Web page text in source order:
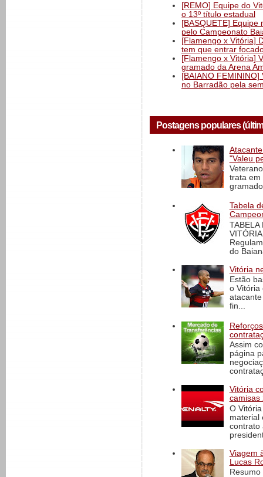
[REMO] Equipe do
o 13º título estadual
[BASQUETE]
pelo Campeonato
[Flamengo x Vitória]
tem que entrar
[Flamengo x Vitória]
gramado da Arena
[BAIANO
no Barradão pela
Postagens populares
"Valeu
trata em
Tabela
TABELA
do
Vitória
Estão
o Vitória
fin...
Assim
página
Vitória
camisas
O
material
contrato
Viagem
Lucas